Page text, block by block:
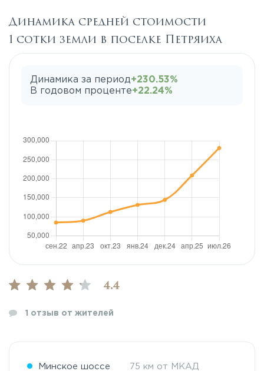
4.4
1 отзыв от жителей
Динамика средней стоимости
1 сотки земли в поселке Петряиха
Динамика за период+230.53%
В годовом проценте+22.24%
Минское шоссе 75 км от МКАД